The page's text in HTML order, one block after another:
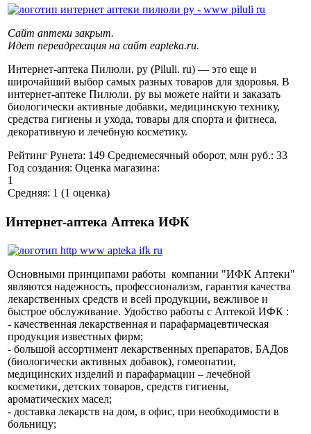
Сайт аптеки закрыт.
Идет переадресация на сайт eapteka.ru.
Интернет-аптека Пилюли. ру (Piluli. ru) — это еще и
широчайший выбор самых разных товаров для здоровья. В
интернет-аптеке Пилюли. ру вы можете найти и заказать
биологически активные добавки, медицинскую технику,
средства гигиены и ухода, товары для спорта и фитнеса,
декоративную и лечебную косметику.
Рейтинг Рунета: 149 Среднемесячный оборот, млн руб.: 33
Год создания: Оценка магазина:
1
Средняя: 1 (1 оценка)
Интернет-аптека Аптека ИФК
Основными принципами работы компании "ИФК Аптеки"
являются надежность, профессионализм, гарантия качества
лекарственных средств и всей продукции, вежливое и
быстрое обслуживание. Удобство работы с Аптекой ИФК :
- качественная лекарственная и парафармацевтическая
продукция известных фирм;
- большой ассортимент лекарственных препаратов, БАДов
(биологически активных добавок), гомеопатии,
медицинских изделий и парафармации – лечебной
косметики, детских товаров, средств гигиены,
ароматических масел;
- доставка лекарств на дом, в офис, при необходимости в
больницу;